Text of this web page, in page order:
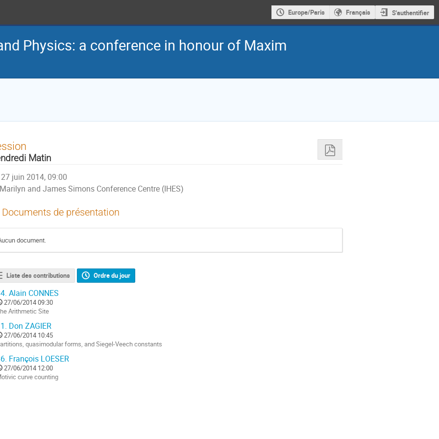
Europe/Paris Français S'authentifier
Physics: a conference in honour of Maxim
Matin
27 juin 2014, 09:00
Marilyn and James Simons Conference Centre (IHES)
Documents de présentation
document.
Liste des contributions Ordre du jour
Alain CONNES
27/06/2014 09:30
Arithmetic Site
Don ZAGIER
27/06/2014 10:45
quasimodular forms, and Siegel-Veech constants
François LOESER
27/06/2014 12:00
curve counting